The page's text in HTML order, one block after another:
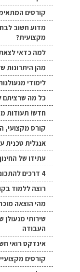
קורסים
מדוע חשוב
מקצועית?
למה כדאי
מהן היתרונות
לימודי
כל מה שרציתם
חדש! תעודות
קורס מקצועי,
אנגלית טכנית
עתידו של
4 דרכים להתכונן לקורס בייעוץ מס
רוצה ללמוד
מהי הוצאה
שירותי מנעולן
העבודה
אינדקס רואי
קורסים